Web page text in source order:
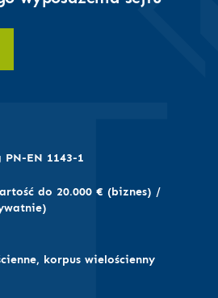
otwarcia lub odczyt wykonanych
miało dostęp więcej osób, a Ty
kto i kiedy otwierał sejf
PN-EN 1143-1
do 20.000 € (biznes) /
korpus wielościenny